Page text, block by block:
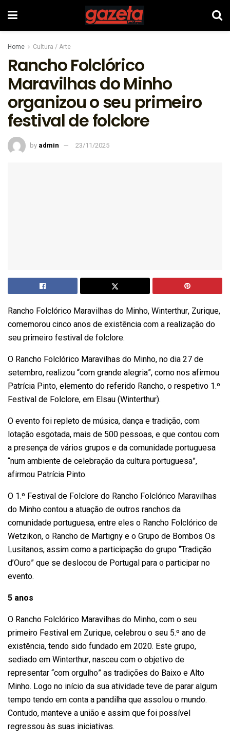
Home Cultura / Arte
Rancho Folclórico
Maravilhas do Minho
organizou o seu primeiro
festival de folclore
by admin 23/11/2025
Rancho Folclórico Maravilhas do Minho, Winterthur, Zurique,
comemorou cinco anos de existência com a realização do
seu primeiro festival de folclore.
O Rancho Folclórico Maravilhas do Minho, no dia 27 de
setembro, realizou “com grande alegria”, como nos afirmou
Patrícia Pinto, elemento do referido Rancho, o respetivo 1.º
Festival de Folclore, em Elsau (Winterthur).
O evento foi repleto de música, dança e tradição, com
lotação esgotada, mais de 500 pessoas, e que contou com
a presença de vários grupos e da comunidade portuguesa
“num ambiente de celebração da cultura portuguesa”,
afirmou Patrícia Pinto.
O 1.º Festival de Folclore do Rancho Folclórico Maravilhas
do Minho contou a atuação de outros ranchos da
comunidade portuguesa, entre eles o Rancho Folclórico de
Wetzikon, o Rancho de Martigny e o Grupo de Bombos Os
Lusitanos, assim como a participação do grupo “Tradição
d’Ouro” que se deslocou de Portugal para o participar no
evento.
5 anos
O Rancho Folclórico Maravilhas do Minho, com o seu
primeiro Festival em Zurique, celebrou o seu 5.º ano de
existência, tendo sido fundado em 2020. Este grupo,
sediado em Winterthur, nasceu com o objetivo de
representar “com orgulho” as tradições do Baixo e Alto
Minho. Logo no início da sua atividade teve de parar algum
tempo tendo em conta a pandilha que assolou o mundo.
Contudo, manteve a união e assim que foi possível
regressou às suas iniciativas.